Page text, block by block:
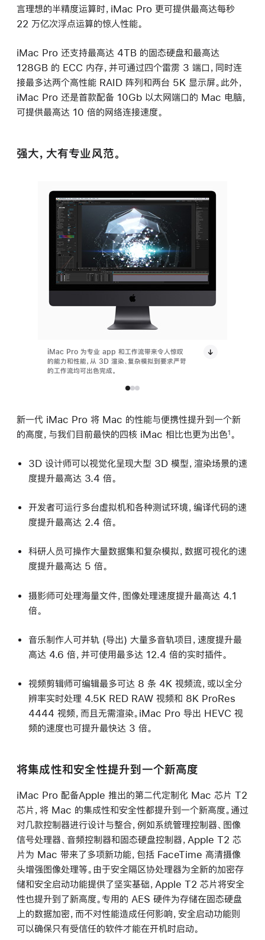
言理想的半精度运算时，iMac Pro 更可提供最高达每秒
22 万亿次浮点运算的惊人性能。
iMac Pro 还支持最高达 4TB 的固态硬盘和最高达
128GB 的 ECC 内存，并可通过四个雷雳 3 端口，同时连
接最多达两个高性能 RAID 阵列和两台 5K 显示屏。此外，
iMac Pro 还是首款配备 10Gb 以太网端口的 Mac 电脑，
可提供最高达 10 倍的网络连接速度。
强大，大有专业风范。
iMac Pro 为专业 app 和工作流带来令人惊叹
的能力和性能，从 3D 渲染、复杂模拟到要求严苛
的工作流均可出色完成。
新一代 iMac Pro 将 Mac 的性能与便携性提升到一个新
的高度，与我们目前最快的四核 iMac 相比也更为出色1 。
3D 设计师可以视觉化呈现大型 3D 模型，渲染场景的速
度提升最高达 3.4 倍。
开发者可运行多台虚拟机和各种测试环境，编译代码的速
度提升最高达 2.4 倍。
科研人员可操作大量数据集和复杂模拟，数据可视化的速
度提升最高达 5 倍。
摄影师可处理海量文件，图像处理速度提升最高达 4.1
倍。
音乐制作人可并轨 (导出) 大量多音轨项目，速度提升最
高达 4.6 倍，并可使用最多达 12.4 倍的实时插件。
视频剪辑师可编辑最多可达 8 条 4K 视频流，或以全分
辨率实时处理 4.5K RED RAW 视频和 8K ProRes
4444 视频，而且无需渲染。iMac Pro 导出 HEVC 视
频的速度也可提升最快达 3 倍。
将集成性和安全性提升到一个新高度
iMac Pro 配备Apple 推出的第二代定制化 Mac 芯片 T2
芯片，将 Mac 的集成性和安全性都提升到一个新高度。通过
对几款控制器进行设计与整合，例如系统管理控制器、图像
信号处理器、音频控制器和固态硬盘控制器，Apple T2 芯
片为 Mac 带来了多项新功能，包括 FaceTime 高清摄像
头增强图像处理等。由于安全隔区协处理器为全新的加密存
储和安全启动功能提供了坚实基础，Apple T2 芯片将安全
性也提升到了新高度。专用的 AES 硬件为存储在固态硬盘
上的数据加密，而不对性能造成任何影响，安全启动功能则
可以确保只有受信任的软件才能在开机时启动。